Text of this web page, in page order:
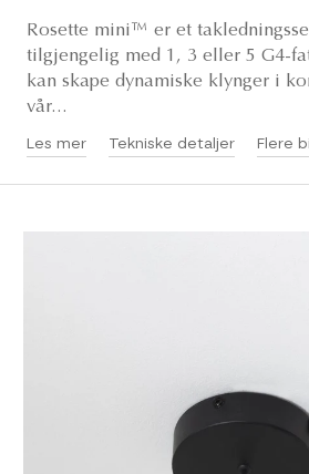
Rosette mini™ er et
tilgjengelig med 1, 3 eller 5 G4-
kan skape dynamiske klynger i
vår...
Les mer Tekniske detaljer Flere